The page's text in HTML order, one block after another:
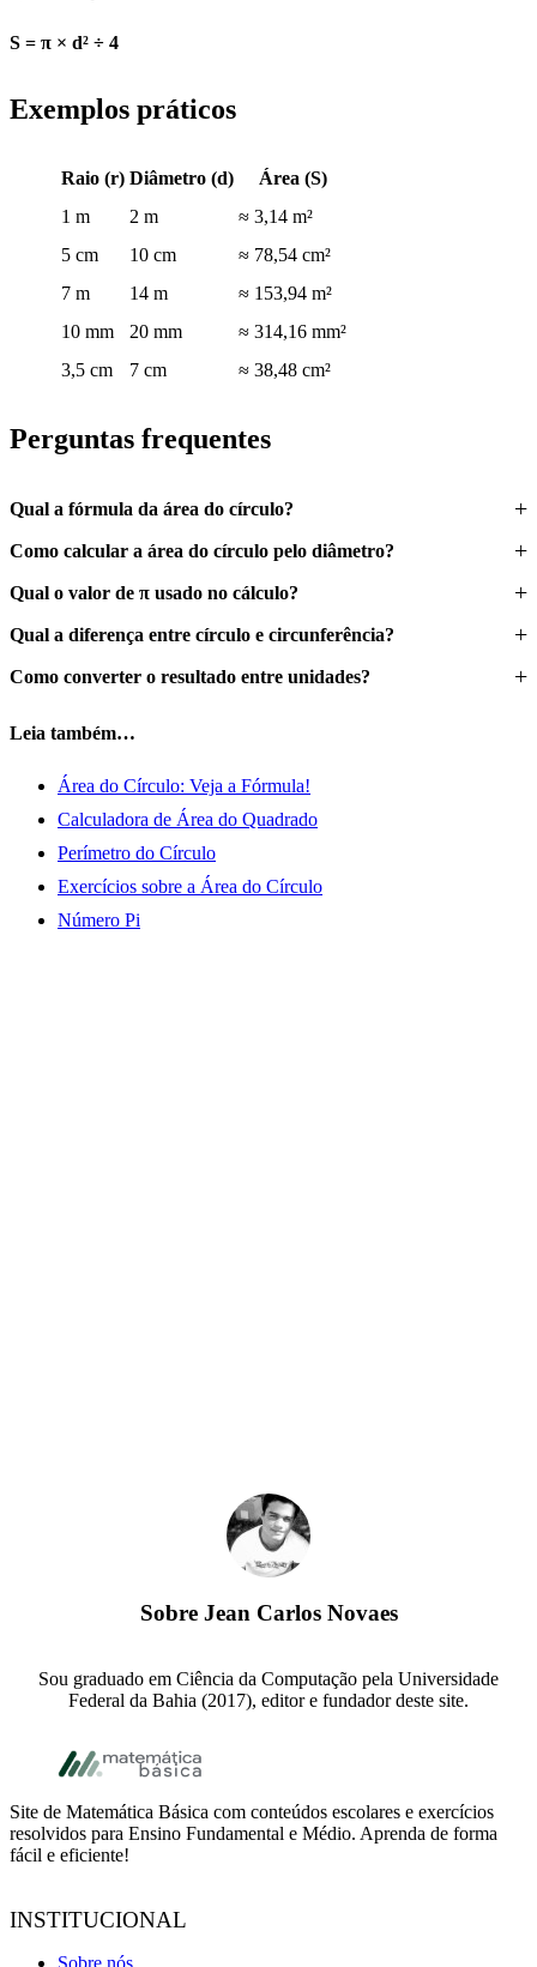
S = π × d² ÷ 4
Exemplos práticos
Raio (r) Diâmetro (d)
Área (S)
1 m
2 m
≈ 3,14 m²
5 cm
10 cm
≈ 78,54 cm²
7 m
14 m
≈ 153,94 m²
10 mm
20 mm
≈ 314,16 mm²
3,5 cm
7 cm ≈ 38,48 cm²
Perguntas frequentes
Qual a fórmula da área do círculo?
Como calcular a área do círculo pelo diâmetro?
Qual o valor de π usado no cálculo?
Qual a diferença entre círculo e circunferência?
Como converter o resultado entre unidades?
Leia também…
Área do Círculo: Veja a Fórmula!
Calculadora de Área do Quadrado
Perímetro do Círculo
Exercícios sobre a Área do Círculo
Número Pi
Sobre Jean Carlos Novaes
Sou graduado em Ciência da Computação pela Universidade
Federal da Bahia (2017), editor e fundador deste site.
Footer
Site de Matemática Básica com conteúdos escolares e exercícios
resolvidos para Ensino Fundamental e Médio. Aprenda de forma
fácil e eficiente!
INSTITUCIONAL